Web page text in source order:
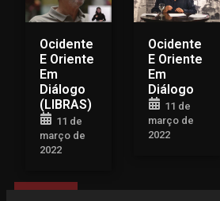
Ocidente
E Oriente
Em
Diálogo
(LIBRAS)
11 de
março de
2022
Ocidente
E Oriente
Em
Diálogo
11 de
março de
2022